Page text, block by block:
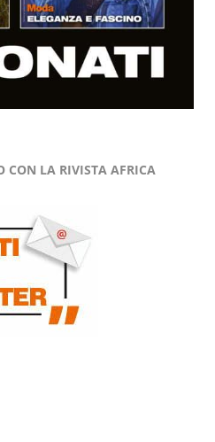
CON LA RIVISTA AFRICA